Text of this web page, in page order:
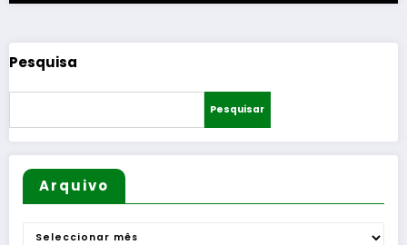
Pesquisa
Pesquisar
Arquivo
Arquivo